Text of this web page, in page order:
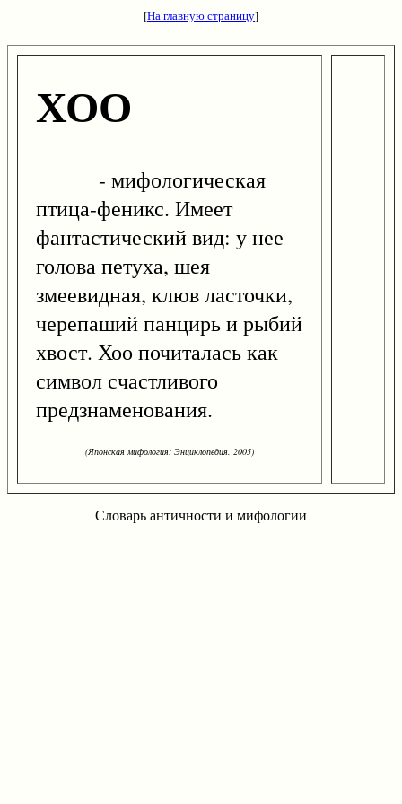
[На главную страницу]
ХОО
- мифологическая
птица-феникс. Имеет
фантастический вид: у нее
голова петуха, шея
змеевидная, клюв ласточки,
черепаший панцирь и рыбий
хвост. Хоо почиталась как
символ счастливого
предзнаменования.
(Японская мифология: Энциклопедия. 2005)
Словарь античности и мифологии